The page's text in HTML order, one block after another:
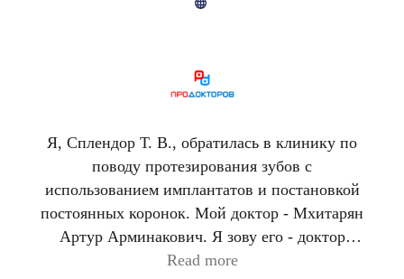
так вот Елизавета Евгеньевна и её ассистент
отношения со мной! Также врач посоветовала
через 1,5 недели они на мне и мои зубки
становятся ровными! Спасибо!
Я, Сплендор Т. В., обратилась в клинику по
поводу протезирования зубов с
использованием имплантатов и постановкой
постоянных коронок. Мой доктор - Мхитарян
Артур Арминакович. Я зову его - доктор
золотые руки. Артуром Арминаковичем была
Read more